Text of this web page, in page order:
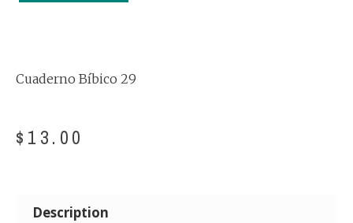
Cuaderno Bíbico 29
$ 13.00
Description